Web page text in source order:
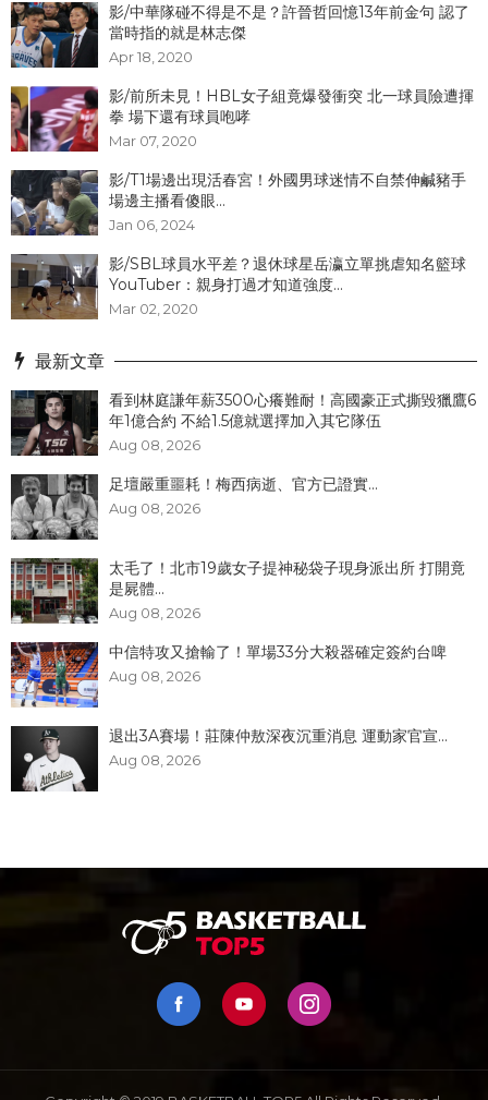
影/中華隊碰不得是不是？許晉哲回憶13年前金句 認了
當時指的就是林志傑
Apr 18, 2020
影/前所未見！HBL女子組竟爆發衝突 北一球員險遭揮
拳 場下還有球員咆哮
Mar 07, 2020
影/T1場邊出現活春宮！外國男球迷情不自禁伸鹹豬手
場邊主播看傻眼...
Jan 06, 2024
影/SBL球員水平差？退休球星岳瀛立單挑虐知名籃球
YouTuber：親身打過才知道強度...
Mar 02, 2020
最新文章
看到林庭謙年薪3500心癢難耐！高國豪正式撕毀獵鷹6
年1億合約 不給1.5億就選擇加入其它隊伍
Aug 08, 2026
足壇嚴重噩耗！梅西病逝、官方已證實...
Aug 08, 2026
太毛了！北市19歲女子提神秘袋子現身派出所 打開竟
是屍體...
Aug 08, 2026
中信特攻又搶輸了！單場33分大殺器確定簽約台啤
Aug 08, 2026
退出3A賽場！莊陳仲敖深夜沉重消息 運動家官宣...
Aug 08, 2026